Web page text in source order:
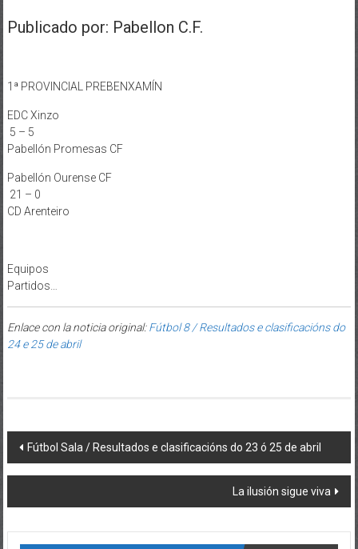
Publicado por: Pabellon C.F.
1ª PROVINCIAL PREBENXAMÍN
EDC Xinzo
5 – 5
Pabellón Promesas CF
Pabellón Ourense CF
21 – 0
CD Arenteiro
Equipos
Partidos…
Enlace con la noticia original:Fútbol 8 / Resultados e clasificacións do
24 e 25 de abril
Post navigation
Fútbol Sala / Resultados e clasificacións do 23 ó 25 de abril
La ilusión sigue viva